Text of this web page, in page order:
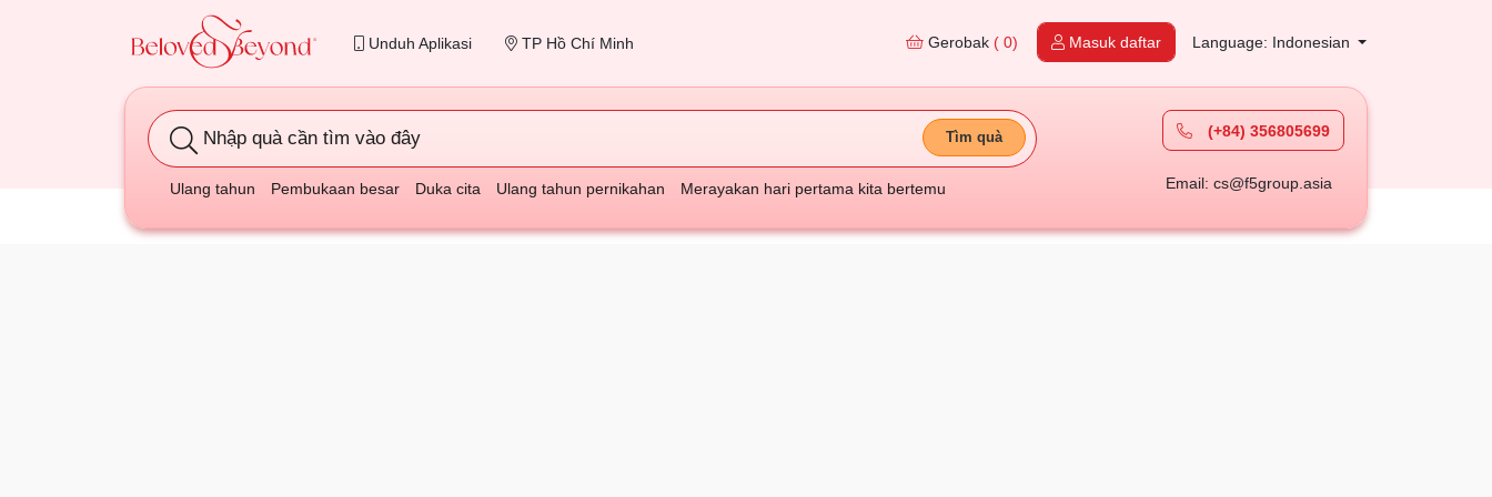
Unduh Aplikasi TP Hồ Chí Minh Gerobak ( 0) Masuk daftar Language: Indonesian
Nhập quà cần tìm vào đây Tìm quà
Ulang tahun Pembukaan besar Duka cita Ulang tahun pernikahan Merayakan hari pertama kita bertemu
(+84) 356805699
Email: cs@f5group.asia